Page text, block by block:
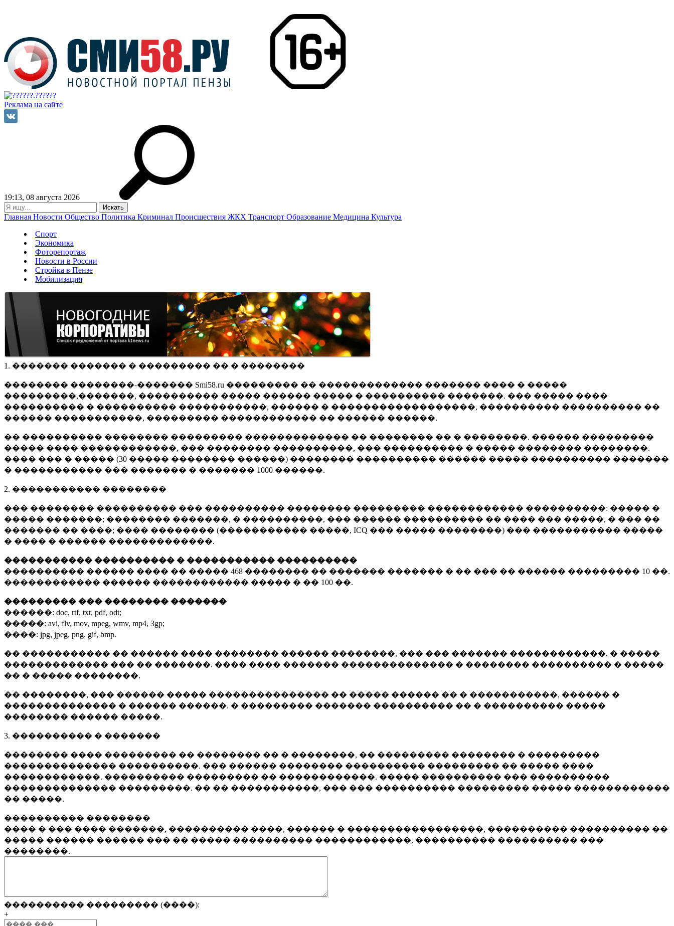
Реклама на сайте
19:13, 08 августа 2026
Главная Новости Общество Политика Криминал Происшествия ЖКХ Транспорт Образование Медицина Культура
Спорт
Экономика
Фоторепортаж
Новости в России
Стройка в Пензе
Мобилизация
1. ������� ������� � ��������� �� � ��������
�������� ��������-������� Smi58.ru ��������� �� ������������� ������� ���� � �����
���������,�������, ���������� ����� ������ ����� � ���������� �������. ��� ����� ����
���������� � ���������� �����������, ������ � ������������������, ���������� ���������� ��
������ �����������, ��������� ������������ �� ������ ������.
�� ���������� �������� ��������� ������������� �� �������� �� � ��������. ������ ���������
����� ���� ������������, ��� �������� ����������, ��� ���������� � ����� �������� ��������.
���� ��� � ����� (30 ����� �������� ������) �������� ���������� ������ ����� ���������� �������
� ����������� ��� ������� � ������� 1000 ������.
2. ����������� ��������
��� �������� ���������� ��� ���������� �������� ��������� ������������ ����������: ����� �
����� �������; �������� �������, � ����������, ��� ������ ���������� �� ���� ��� �����, � ��� ��
������� �� ����; ���� �������� (����������� �����, ICQ ��� ����� ��������) ��� ����������� �����
� ���� � ������ �������������.
����������� ���������� � ����������� ����������
���������� ������ ���� �� ����� 468 �������� �� ������� ������� � �� ��� �� ������ ��������� 10 ��.
������������ ������ ������������ ����� � �� 100 ��.
��������� ��� �������� �������
������: doc, rtf, txt, pdf, odt;
�����: avi, flv, mov, mpeg, wmv, mp4, 3gp;
����: jpg, jpeg, png, gif, bmp.
�� ����������� �� ������ ���� �������� ������ ��������, ��� ��� ������� ������������, � �����
������������� ��� �� �������. ���� ���� ������� �������������� � �������� ���������� � �����
�� � ����� ��������.
�� ��������, ��� ������ ����� ��������������� �� ����� ������ �� � �����������, ������ �
�������������� � ������ ������. � ��������� ������� ���������� �� � ���������� �����
�������� ������ �����.
3. ���������� � �������
�������� ���� ��������� �� �������� �� � ��������, �� ��������� �������� � ���������
�������������� ����������. ��� ������ �������� ���������� ��������� �� ����� ����
������������. ���������� ��������� �� ������������. ����� ���������� ��� ����������
�������������� ���������. �� �� �����������, ��� ��� ���������� ��������� ����� ������������
�� �����.
���������� ��������
���� � ��� ���� �������, ���������� ����, ������ � �����������������, ���������� ���������� ��
����� ������ ������ ��� �� ����� ���������� ������������, ���������� ���������� ���
��������.
���������� ��������� (����):
+